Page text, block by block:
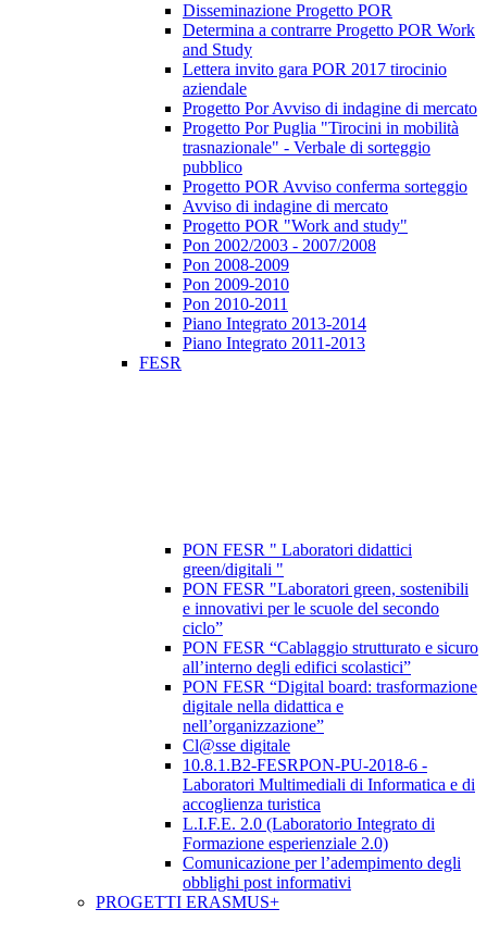
Disseminazione Progetto POR
Determina a contrarre Progetto POR Work
and Study
Lettera invito gara POR 2017 tirocinio
aziendale
Progetto Por Avviso di indagine di mercato
Progetto Por Puglia "Tirocini in mobilità
trasnazionale" - Verbale di sorteggio
pubblico
Progetto POR Avviso conferma sorteggio
Avviso di indagine di mercato
Progetto POR "Work and study"
Pon 2002/2003 - 2007/2008
Pon 2008-2009
Pon 2009-2010
Pon 2010-2011
Piano Integrato 2013-2014
Piano Integrato 2011-2013
FESR
PON FESR " Laboratori didattici
green/digitali "
PON FESR "Laboratori green, sostenibili
e innovativi per le scuole del secondo
ciclo”
PON FESR “Cablaggio strutturato e sicuro
all’interno degli edifici scolastici”
PON FESR “Digital board: trasformazione
digitale nella didattica e
nell’organizzazione”
Cl@sse digitale
10.8.1.B2-FESRPON-PU-2018-6 -
Laboratori Multimediali di Informatica e di
accoglienza turistica
L.I.F.E. 2.0 (Laboratorio Integrato di
Formazione esperienziale 2.0)
Comunicazione per l’adempimento degli
obblighi post informativi
PROGETTI ERASMUS+